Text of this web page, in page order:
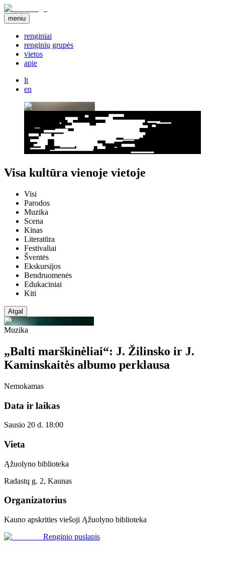
meniu
renginiai
renginių grupės
vietos
apie
lt
en
Visa kultūra vienoje vietoje
Visi
Parodos
Muzika
Scena
Kinas
Literatūra
Festivaliai
Šventės
Ekskursijos
Bendruomenės
Edukaciniai
Kiti
Atgal
Muzika
„Balti marškinėliai“: J. Žilinsko ir J.
Kaminskaitės albumo perklausa
Nemokamas
Data ir laikas
Sausio 20 d. 18:00
Vieta
Ąžuolyno biblioteka
Radastų g. 2, Kaunas
Organizatorius
Kauno apskrities viešoji Ąžuolyno biblioteka
Renginio puslapis